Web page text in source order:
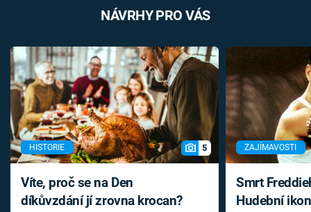
NÁVRHY PRO VÁS
HISTORIE 5
Víte, proč se na Den
díkůvzdání jí zrovna krocan?
ZAJÍMAVOSTI
Smrt
Hudební